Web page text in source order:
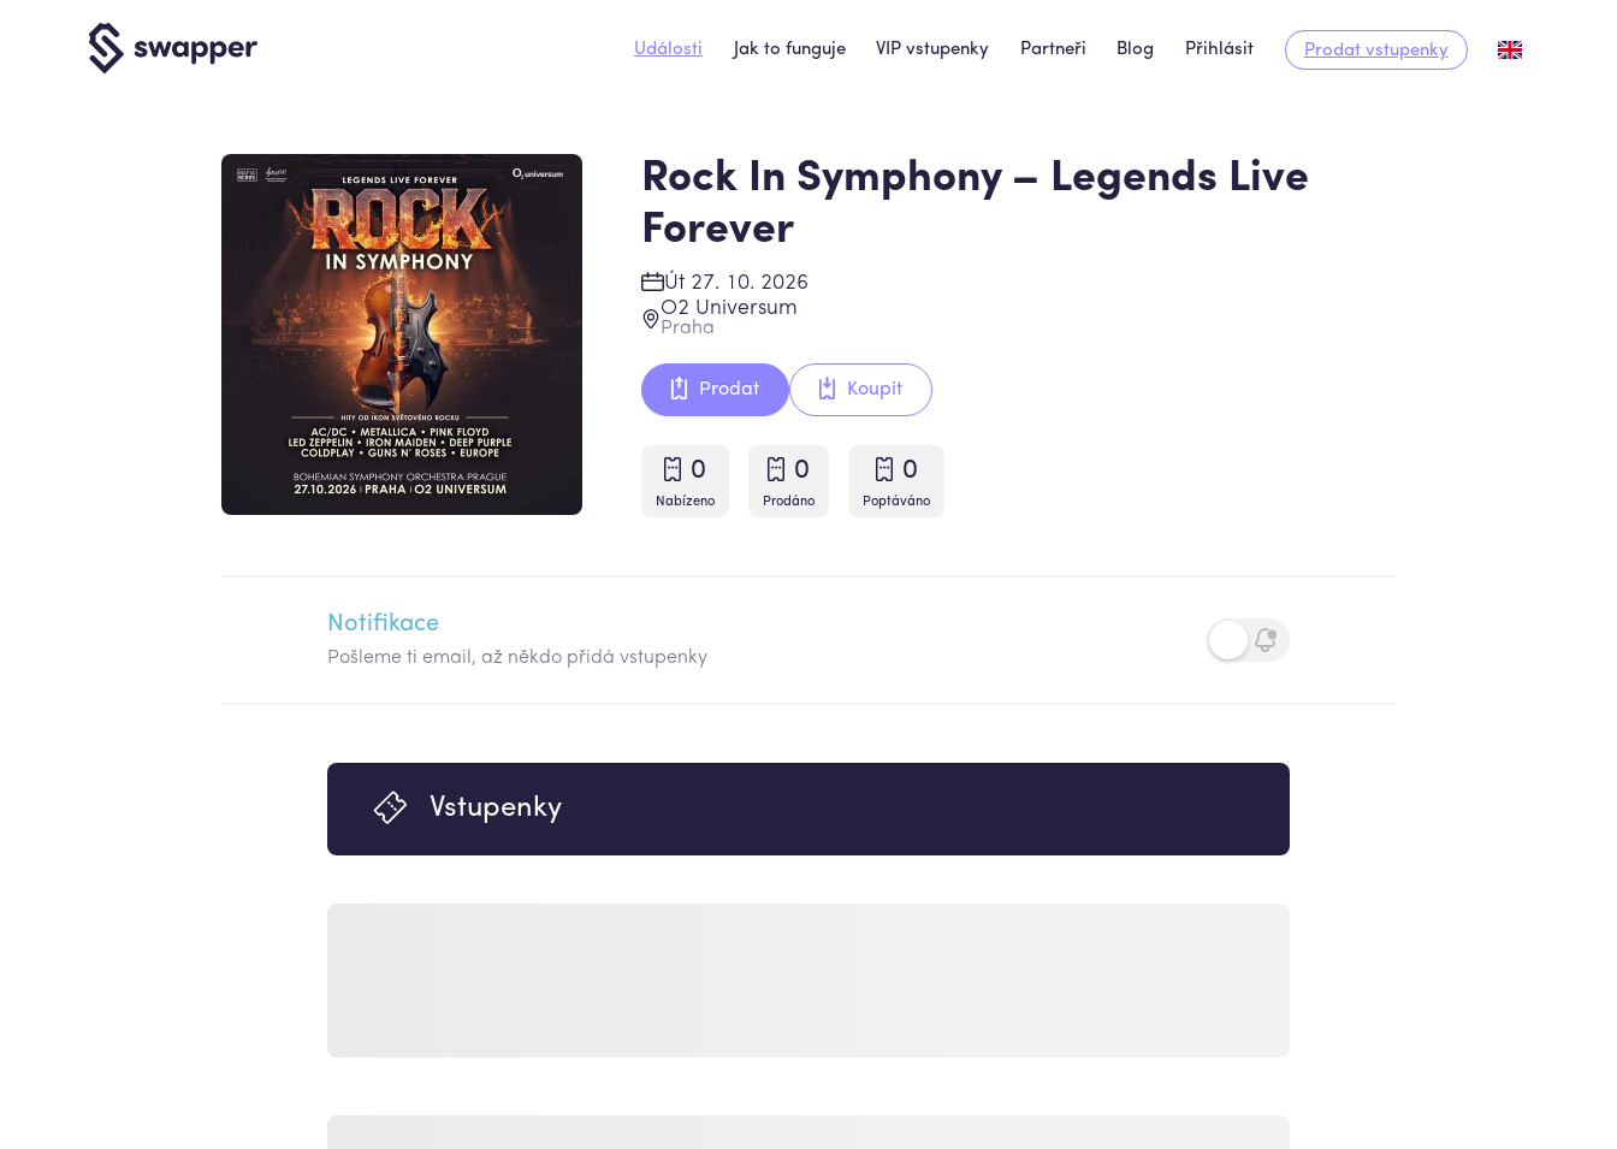
Události Jak to funguje VIP vstupenky Partneři Blog Přihlásit Prodat vstupenky
Rock In Symphony – Legends Live
Forever
Út 27. 10. 2026
O2 Universum
Praha
Prodat Koupit
0
Nabízeno
0
Prodáno
0
Poptáváno
Notifikace
Pošleme ti email, až někdo přidá vstupenky
Vstupenky